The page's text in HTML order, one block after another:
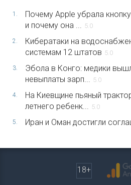
1.
Почему Apple убрала
и почему она ...
5.0
2.
Кибератаки на
системам 12 штатов 5.0
3.
Эбола в Конго: медики
невыплаты зарп...
5.0
4.
На Киевщине пьяный
летнего ребенк...
5.0
5. Иран и Оман достигли
18+